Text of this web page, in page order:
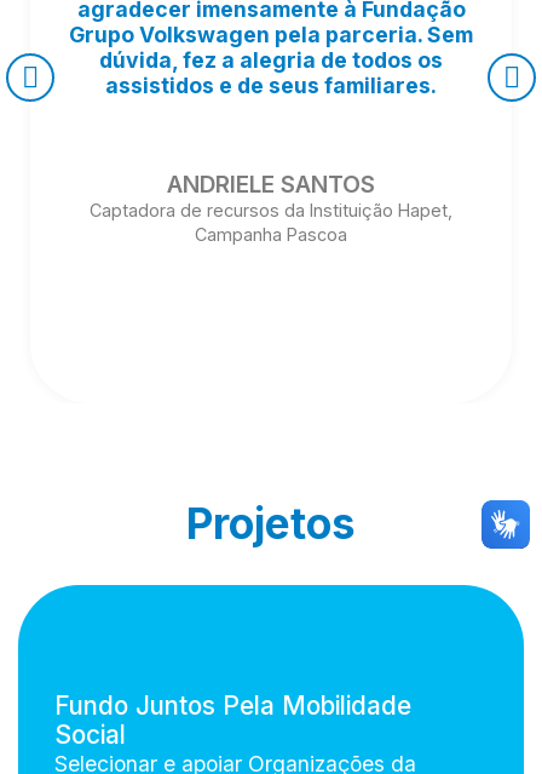
agradecer imensamente à Fundação
Grupo Volkswagen pela parceria. Sem
dúvida, fez a alegria de todos os
assistidos e de seus familiares.
ANDRIELE SANTOS
Captadora de recursos da Instituição Hapet,
Campanha Pascoa
Projetos
Fundo Juntos Pela Mobilidade
Social
Selecionar e apoiar Organizações da